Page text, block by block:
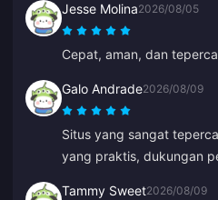
Jesse Molina2026/08/05
Cepat, aman, dan
Galo Andrade2026/08/09
Situs yang sangat
yang praktis, dukungan
Tammy Sweet2026/08/09